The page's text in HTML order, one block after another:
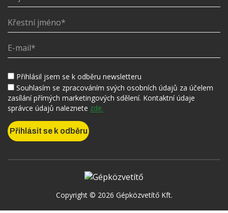
Přihlásil jsem se k odběru newsletteru
Souhlasím se zpracováním svých osobních údajů za účelem
zasílání přímých marketingových sdělení. Kontaktní údaje
správce údajů naleznete zde.
Copyright © 2026 Gépközvetítő Kft.